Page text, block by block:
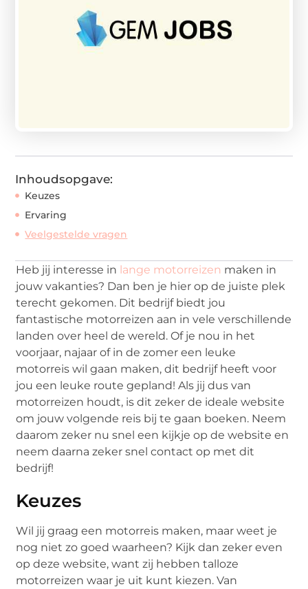
Inhoudsopgave:
Keuzes
Ervaring
Veelgestelde vragen
Heb jij interesse in lange motorreizen maken in
jouw vakanties? Dan ben je hier op de juiste plek
terecht gekomen. Dit bedrijf biedt jou
fantastische motorreizen aan in vele verschillende
landen over heel de wereld. Of je nou in het
voorjaar, najaar of in de zomer een leuke
motorreis wil gaan maken, dit bedrijf heeft voor
jou een leuke route gepland! Als jij dus van
motorreizen houdt, is dit zeker de ideale website
om jouw volgende reis bij te gaan boeken. Neem
daarom zeker nu snel een kijkje op de website en
neem daarna zeker snel contact op met dit
bedrijf!
Keuzes
Wil jij graag een motorreis maken, maar weet je
nog niet zo goed waarheen? Kijk dan zeker even
op deze website, want zij hebben talloze
motorreizen waar je uit kunt kiezen. Van